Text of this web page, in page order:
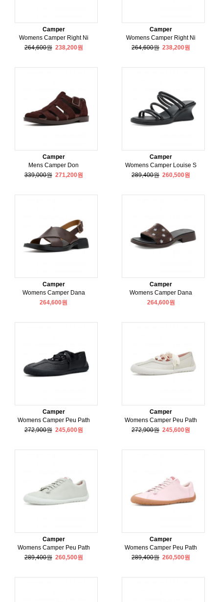
Camper
Womens Camper Right Ni
264,600원 238,200원
Camper
Womens Camper Right Ni
264,600원 238,200원
Camper
Mens Camper Don
339,000원 271,200원
Camper
Womens Camper Louise S
289,400원 260,500원
Camper
Womens Camper Dana
264,600원
Camper
Womens Camper Dana
264,600원
Camper
Womens Camper Peu Path
272,900원 245,600원
Camper
Womens Camper Peu Path
272,900원 245,600원
Camper
Womens Camper Peu Path
289,400원 260,500원
Camper
Womens Camper Peu Path
289,400원 260,500원